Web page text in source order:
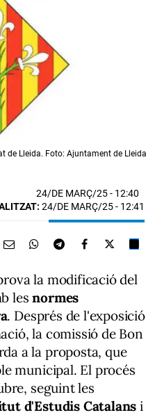
de Lleida. Foto: Ajuntament de Lleida
24/DE MARÇ/25- 12:40
24/DE MARÇ/25 - 12:41
la modificació del
lesnormes
. Després de l'exposició
la comissió de Bon
a la proposta, que
municipal. El procés
seguint les
d'Estudis Catalans i